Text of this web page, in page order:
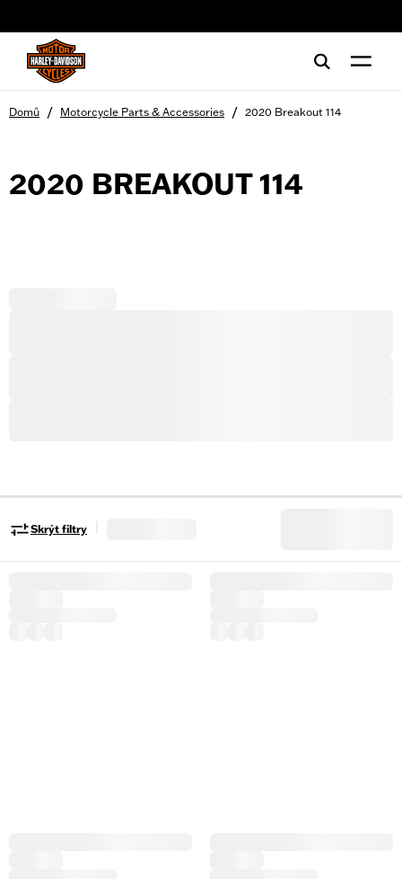
Domů / Motorcycle Parts & Accessories / 2020 Breakout 114
2020 BREAKOUT 114
Skrýt filtry